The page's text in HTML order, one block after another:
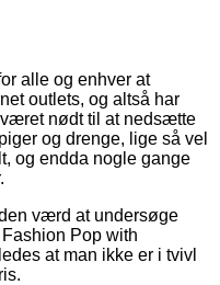
alle og enhver at
outlets, og altså har
været nødt til at nedsætte
og drenge, lige så vel
og endda nogle gange
værd at undersøge
Pop with
at man ikke er i tvivl